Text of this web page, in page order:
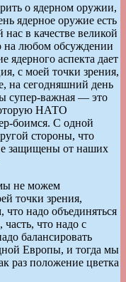
о ядерном оружии,
ядерное оружие есть
в качестве великой
на любом обсуждении
ядерного аспекта дает
с моей точки зрения,
на сегодняшний день
супер-важная — это
НАТО
боимся. С одной
стороны, что
защищены от наших
не можем
точки зрения,
что надо объединяться
что надо с
балансировать
Европы, и тогда мы
раз положение цветка